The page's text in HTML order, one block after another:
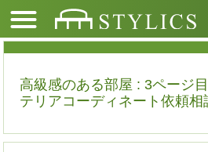
高級感のある部屋 : 3ページ
テリアコーディネート依頼相